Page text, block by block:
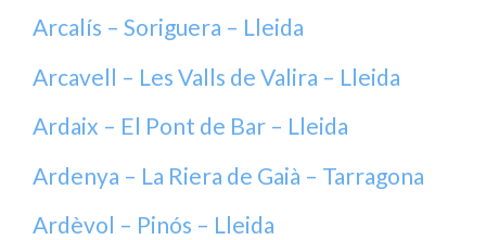
Arcalís – Soriguera – Lleida
Arcavell – Les Valls de Valira – Lleida
Ardaix – El Pont de Bar – Lleida
Ardenya – La Riera de Gaià – Tarragona
Ardèvol – Pinós – Lleida